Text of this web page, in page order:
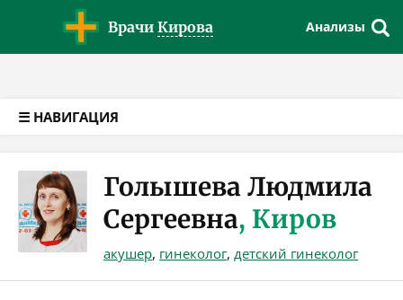
Врачи Кирова Анализы
☰ НАВИГАЦИЯ
Голышева Людмила
Сергеевна, Киров
акушер, гинеколог, детский гинеколог